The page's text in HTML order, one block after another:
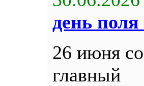
день поля
26 июня
главный